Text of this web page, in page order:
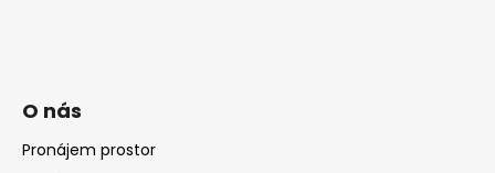
e
O nás
Pronájem prostor